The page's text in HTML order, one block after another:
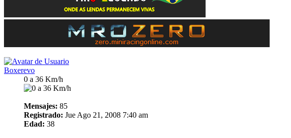
Boxerevo
0 a 36 Km/h
Mensajes: 85
Registrado: Jue Ago 21, 2008 7:40 am
Edad: 38